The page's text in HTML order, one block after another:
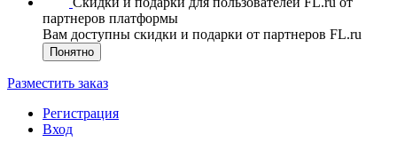
партнеров платформы
Вам доступны скидки и подарки от партнеров FL.ru
Понятно
Разместить заказ
Регистрация
Вход